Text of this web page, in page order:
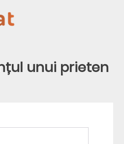
unui prieten